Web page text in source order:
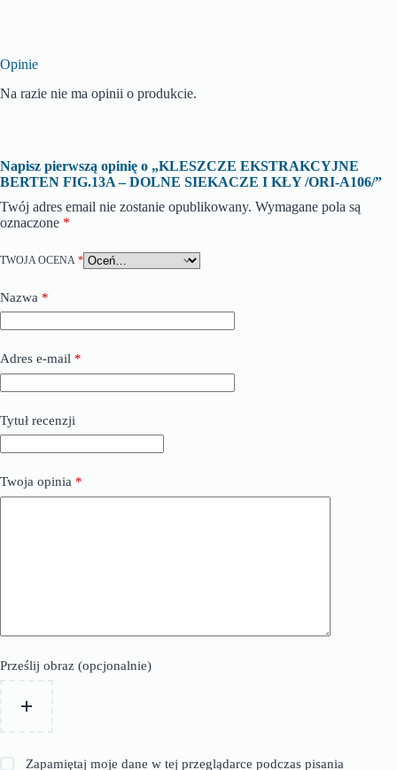
Opinie
Na razie nie ma opinii o produkcie.
Napisz pierwszą opinię o „KLESZCZE EKSTRAKCYJNE
BERTEN FIG.13A – DOLNE SIEKACZE I KŁY /ORI-A106/”
Twój adres email nie zostanie opublikowany. Wymagane pola są
oznaczone *
TWOJA OCENA *
Nazwa *
Adres e-mail *
Tytuł recenzji
Twoja opinia *
Prześlij obraz (opcjonalnie)
Zapamiętaj moje dane w tej przeglądarce podczas pisania